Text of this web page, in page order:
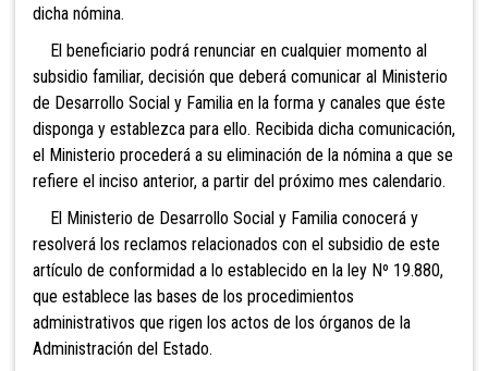
dicha nómina.
El beneficiario podrá renunciar en cualquier momento al
subsidio familiar, decisión que deberá comunicar al Ministerio
de Desarrollo Social y Familia en la forma y canales que éste
disponga y establezca para ello. Recibida dicha comunicación,
el Ministerio procederá a su eliminación de la nómina a que se
refiere el inciso anterior, a partir del próximo mes calendario.
El Ministerio de Desarrollo Social y Familia conocerá y
resolverá los reclamos relacionados con el subsidio de este
artículo de conformidad a lo establecido en la ley Nº 19.880,
que establece las bases de los procedimientos
administrativos que rigen los actos de los órganos de la
Administración del Estado.